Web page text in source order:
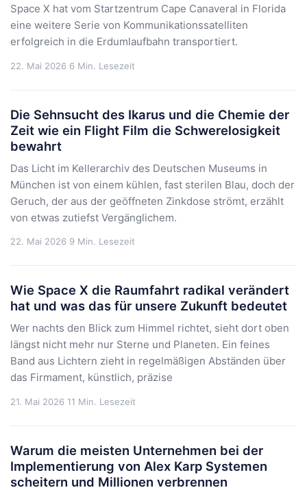
Space X hat vom Startzentrum Cape Canaveral in Florida
eine weitere Serie von Kommunikationssatelliten
erfolgreich in die Erdumlaufbahn transportiert.
22. Mai 2026 6 Min. Lesezeit
Die Sehnsucht des Ikarus und die Chemie der
Zeit wie ein Flight Film die Schwerelosigkeit
bewahrt
Das Licht im Kellerarchiv des Deutschen Museums in
München ist von einem kühlen, fast sterilen Blau, doch der
Geruch, der aus der geöffneten Zinkdose strömt, erzählt
von etwas zutiefst Vergänglichem.
22. Mai 2026 9 Min. Lesezeit
Wie Space X die Raumfahrt radikal verändert
hat und was das für unsere Zukunft bedeutet
Wer nachts den Blick zum Himmel richtet, sieht dort oben
längst nicht mehr nur Sterne und Planeten. Ein feines
Band aus Lichtern zieht in regelmäßigen Abständen über
das Firmament, künstlich, präzise
21. Mai 2026 11 Min. Lesezeit
Warum die meisten Unternehmen bei der
Implementierung von Alex Karp Systemen
scheitern und Millionen verbrennen